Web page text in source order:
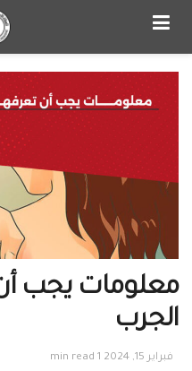
معلومات يجب
الجرب
فبراير 15, 2024 1 min read